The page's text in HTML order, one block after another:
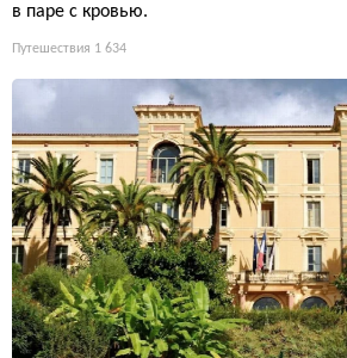
в паре с кровью.
Путешествия 1 634